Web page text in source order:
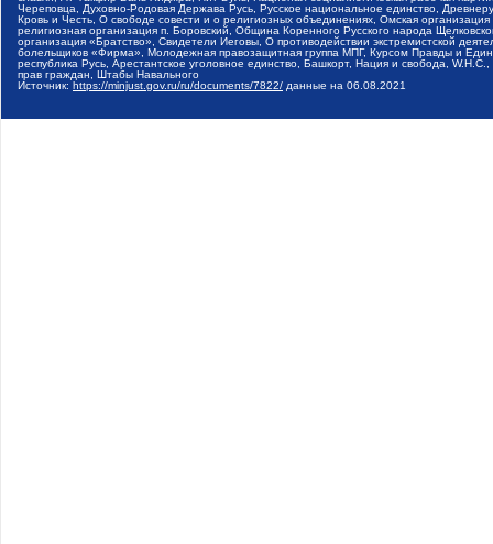
Череповца, Духовно-Родовая Держава Русь, Русское национальное единство,
Кровь и Честь, О свободе совести и о религиозных объединениях, Омская
религиозная организация п. Боровский, Община Коренного Русского народа
организация «Братство», Свидетели Иеговы, О противодействии экстремистской
болельщиков «Фирма», Молодежная правозащитная группа МПГ, Курсом Правды и
республика Русь, Арестантское уголовное единство, Башкорт, Нация и свобода,
прав граждан, Штабы Навального
Источник: https://minjust.gov.ru/ru/documents/7822/ данные на 06.08.2021